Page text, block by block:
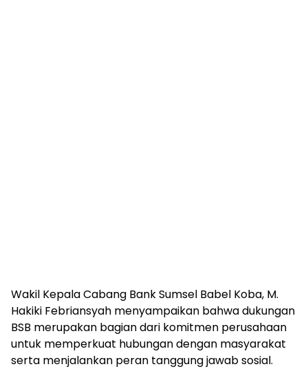
Wakil Kepala Cabang Bank Sumsel Babel Koba, M.
Hakiki Febriansyah menyampaikan bahwa dukungan
BSB merupakan bagian dari komitmen perusahaan
untuk memperkuat hubungan dengan masyarakat
serta menjalankan peran tanggung jawab sosial.